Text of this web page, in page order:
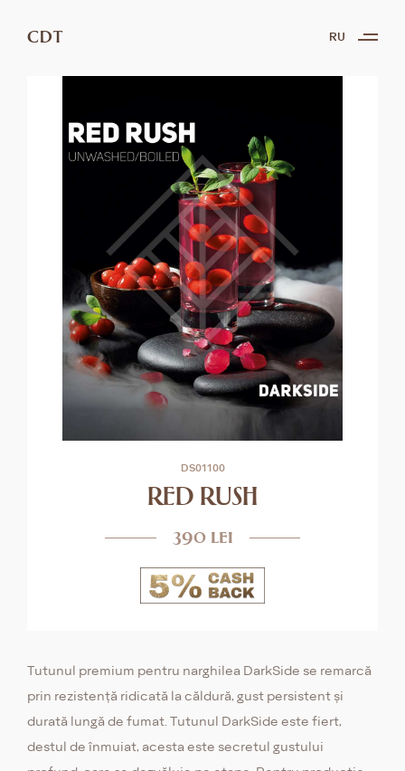
CDT RU
DS01100
RED RUSH
390 lei
Tutunul premium pentru narghilea DarkSide se remarcă
prin rezistență ridicată la căldură, gust persistent și
durată lungă de fumat. Tutunul DarkSide este fiert,
destul de înmuiat, acesta este secretul gustului